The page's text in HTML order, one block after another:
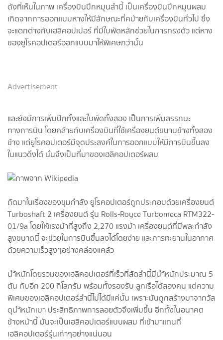
ดังที่เห็นในภาพ เครื่องบินปีกหมุนลำนี้ เป็นเครื่องบินปีกหมุนผสม
เกิดจากการออกแบบหางให้มีลักษณะที่คบ้ายกับเครื่องบินทั่วไป ซึ่ง
จะแตกต่างกับเฮลิคอปเปอร์ ที่มีใบพัดหลักช่วยในการทรงตัว แต่หาง
ของยูโรคอปเตอร์ออกแบบมาให้พิเศษกว่านั้น
Advertisement
และยังมีการเพิ่มปีกทั้งและใบพัดทั้งสอง เป็นการเพิ่มสรรถนะ
ทางการบิน โดยคล้ายกับเครื่องบินที่ใช้เครื่องยนต์ขนาบข้างทั้งสอง
ข้าง แต่ยูโรคอปเตอร์มีจุดประสงค์ในการออกแบบให้มีการบินขึ้นลง
ในแนวดิ่งได้ นั่นจึงเป็นที่มาของเฮลิคอปเตอร์ผสม
ถัดมาในเรื่องของขุมกำลัง ยูโรคอปเตอร์ถูกประกอบด้วยเครื่องยนต์
Turboshaft 2 เครื่องยนต์ รุ่น Rolls-Royce Turbomeca RTM322-
01/9a โดยให้แรงม้าที่สูงถึง 2,270 แรงม้า เครื่องยนต์ที่มีพละกำลัง
สูงขนาดนี้ จะช่วยในการบินขึ้นลงได้โดยง่าย และการทะยานในอากาศ
ด้วยความเร็วสูงๆอย่างคล่องแคล้ว
นำ้หนักโดยรวมของเฮลิคอปเตอร์ที่เร็วที่สัดลำนี้มีนำ้หนักประมาณ 5
ตัน กับอีก 200 กิโลกรัม พร้อมทั้งรองรับ ลูกเรือได้สองคน แต่ความ
พิเศษของเฮลิคอปเตอร์ลำนี้ไม่ได้มีแค่นั้น เพราะมันถูกสร้างมาจากวัส
ดุนำ้หนักเบา ประสิทธิภาพการลอยตัวจึงเพิ่มขึ้น อีกทั้งในอนาคต
ข้างหน้านี้ มันจะเป็นเฮลิคอปเตอร์แบบผสม ที่เข้ามาแทนที่
เฮลิคอปเตอร์รุ่นเก่าๆอย่างแน่นอน